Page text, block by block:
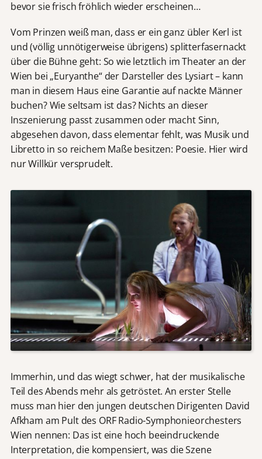
bevor sie frisch fröhlich wieder erscheinen…
Vom Prinzen weiß man, dass er ein ganz übler Kerl ist
und (völlig unnötigerweise übrigens) splitterfasernackt
über die Bühne geht: So wie letztlich im Theater an der
Wien bei „Euryanthe“ der Darsteller des Lysiart – kann
man in diesem Haus eine Garantie auf nackte Männer
buchen? Wie seltsam ist das? Nichts an dieser
Inszenierung passt zusammen oder macht Sinn,
abgesehen davon, dass elementar fehlt, was Musik und
Libretto in so reichem Maße besitzen: Poesie. Hier wird
nur Willkür versprudelt.
Immerhin, und das wiegt schwer, hat der musikalische
Teil des Abends mehr als getröstet. An erster Stelle
muss man hier den jungen deutschen Dirigenten David
Afkham am Pult des ORF Radio-Symphonieorchesters
Wien nennen: Das ist eine hoch beeindruckende
Interpretation, die kompensiert, was die Szene